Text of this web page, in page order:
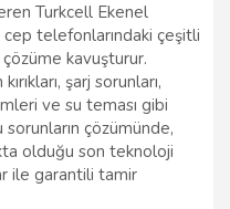
Turkcell Ekenel
telefonlarındaki çeşitli
çözüme kavuşturur.
şarj sorunları,
ve su teması gibi
çözümünde,
olduğu son teknoloji
ile garantili tamir